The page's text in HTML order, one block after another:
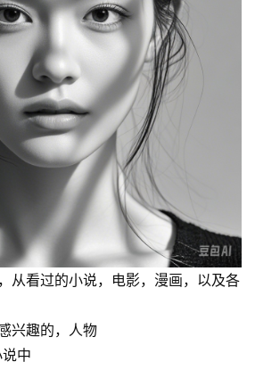
从看过的小说，电影，漫画，以及各
兴趣的，人物
中